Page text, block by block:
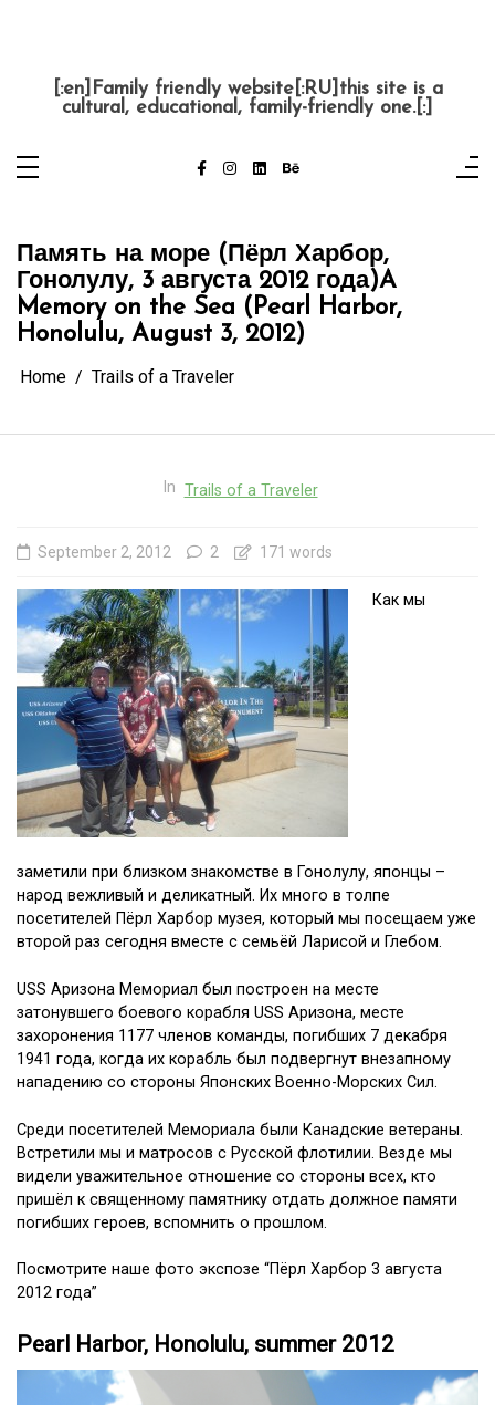
[:en]Family friendly website[:RU]this site is a
cultural, educational, family-friendly one.[:]
Память на море (Пёрл Харбор,
Гонолулу, 3 августа 2012 года)A
Memory on the Sea (Pearl Harbor,
Honolulu, August 3, 2012)
Home Trails of a Traveler
In Trails of a Traveler
September 2, 2012 2 171 words
Как мы
заметили при близком знакомстве в Гонолулу, японцы –
народ вежливый и деликатный. Их много в толпе
посетителей Пёрл Харбор музея, который мы посещаем уже
второй раз сегодня вместе с семьёй Ларисой и Глебом.
USS Аризона Мемориал был построен на месте
затонувшего боевого корабля USS Аризона, месте
захоронения 1177 членов команды, погибших 7 декабря
1941 года, когда их корабль был подвергнут внезапному
нападению со стороны Японских Военно-Морских Сил.
Среди посетителей Мемориала были Канадские ветераны.
Встретили мы и матросов с Русской флотилии. Везде мы
видели уважительное отношение со стороны всех, кто
пришёл к священному памятнику отдать должное памяти
погибших героев, вспомнить о прошлом.
Посмотрите наше фото экспозе “Пёрл Харбор 3 августа
2012 года”
Pearl Harbor, Honolulu, summer 2012